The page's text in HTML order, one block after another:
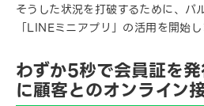
そうした状況を打破するために、
「LINEミニアプリ」の活用を開始し
わずか5秒で会員証を
に顧客とのオンライン